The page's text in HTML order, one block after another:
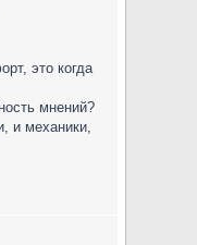
это когда
мнений?
и механики,